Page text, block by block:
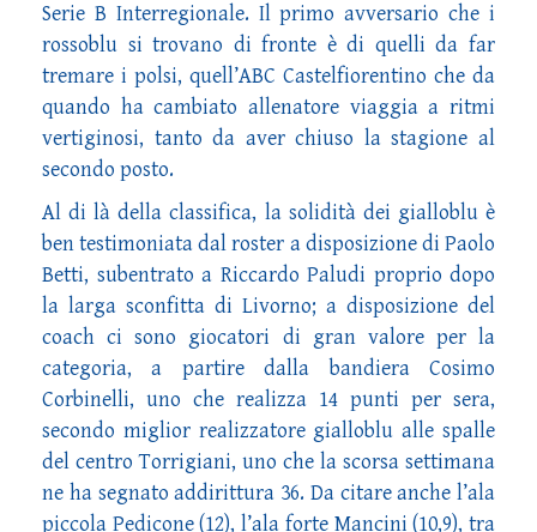
Serie B Interregionale. Il primo avversario che i
rossoblu si trovano di fronte è di quelli da far
tremare i polsi, quell’ABC Castelfiorentino che da
quando ha cambiato allenatore viaggia a ritmi
vertiginosi, tanto da aver chiuso la stagione al
secondo posto.
Al di là della classifica, la solidità dei gialloblu è
ben testimoniata dal roster a disposizione di Paolo
Betti, subentrato a Riccardo Paludi proprio dopo
la larga sconfitta di Livorno; a disposizione del
coach ci sono giocatori di gran valore per la
categoria, a partire dalla bandiera Cosimo
Corbinelli, uno che realizza 14 punti per sera,
secondo miglior realizzatore gialloblu alle spalle
del centro Torrigiani, uno che la scorsa settimana
ne ha segnato addirittura 36. Da citare anche l’ala
piccola Pedicone (12), l’ala forte Mancini (10,9), tra